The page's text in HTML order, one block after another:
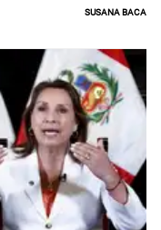
Susana Baca